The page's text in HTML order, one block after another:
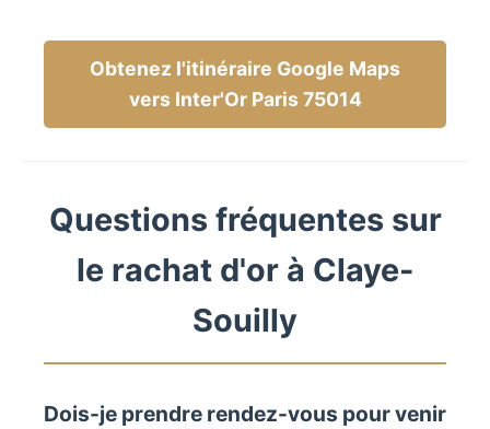
Obtenez l'itinéraire Google Maps
vers Inter'Or Paris 75014
Questions fréquentes sur
le rachat d'or à Claye-
Souilly
Dois-je prendre rendez-vous pour venir